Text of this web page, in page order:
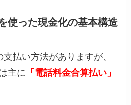
使った現金化の基本構造
払い方法がありますが、
主に 「電話料金合算払い」